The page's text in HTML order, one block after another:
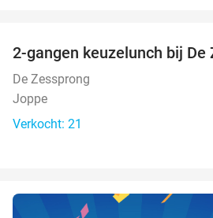
NEW
TODAY
2-gangen keuzelunch bij De
De Zessprong
Joppe
Verkocht: 21